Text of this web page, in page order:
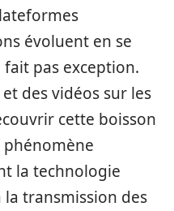
évoluent en se
pas exception.
des vidéos sur les
cette boisson
phénomène
la technologie
transmission des